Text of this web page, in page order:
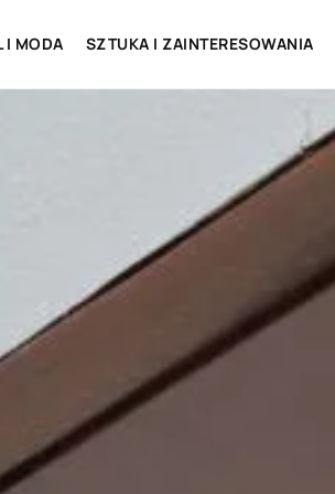
I MODA SZTUKA I ZAINTERESOWANIA